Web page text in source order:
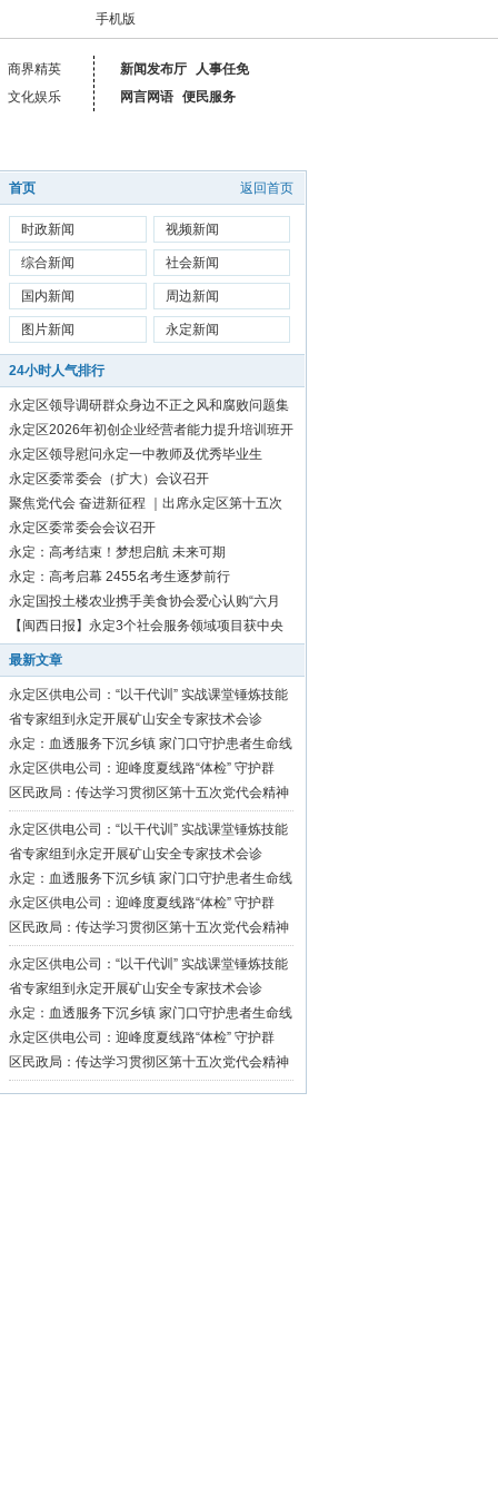
手机版
商界精英
文化娱乐
新闻发布厅
人事任免
网言网语 便民服务
返回首页
首页
时政新闻 视频新闻
综合新闻 社会新闻
国内新闻 周边新闻
图片新闻 永定新闻
24小时人气排行
永定区领导调研群众身边不正之风和腐败问题集
中整治工作
永定区2026年初创企业经营者能力提升培训班开
始报名啦！
永定区领导慰问永定一中教师及优秀毕业生
永定区委常委会（扩大）会议召开
聚焦党代会 奋进新征程 ｜出席永定区第十五次
党代会代表向大会报到
永定区委常委会会议召开
永定：高考结束！梦想启航 未来可期
永定：高考启幕 2455名考生逐梦前行
永定国投土楼农业携手美食协会爱心认购“六月
红”芋1500斤
【闽西日报】永定3个社会服务领域项目获中央
资金补助
最新文章
永定区供电公司：“以干代训” 实战课堂锤炼技能
硬功
省专家组到永定开展矿山安全专家技术会诊
永定：血透服务下沉乡镇 家门口守护患者生命线
永定区供电公司：迎峰度夏线路“体检” 守护群
众“清凉度夏”
区民政局：传达学习贯彻区第十五次党代会精神
永定区供电公司：“以干代训” 实战课堂锤炼技能
硬功
省专家组到永定开展矿山安全专家技术会诊
永定：血透服务下沉乡镇 家门口守护患者生命线
永定区供电公司：迎峰度夏线路“体检” 守护群
众“清凉度夏”
区民政局：传达学习贯彻区第十五次党代会精神
永定区供电公司：“以干代训” 实战课堂锤炼技能
硬功
省专家组到永定开展矿山安全专家技术会诊
永定：血透服务下沉乡镇 家门口守护患者生命线
永定区供电公司：迎峰度夏线路“体检” 守护群
众“清凉度夏”
区民政局：传达学习贯彻区第十五次党代会精神